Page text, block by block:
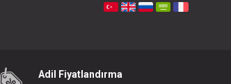
Adil Fiyatlandırma